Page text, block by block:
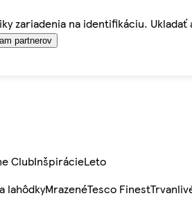
zariadenia na identifikáciu.
partnerov
ClubInšpirácieLeto
lahôdkyMrazenéTesco Finest